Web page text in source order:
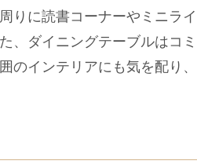
りに読書コーナーやミニラ
、ダイニングテーブルはコ
のインテリアにも気を配り